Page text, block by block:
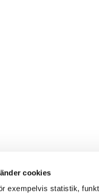
cookies
exempelvis statistik,